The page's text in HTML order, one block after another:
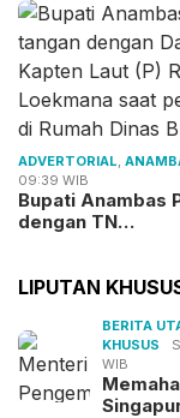
ADVERTORIAL,
09:39 WIB
Bupati Anambas
dengan TN…
LIPUTAN
BERITA
KHUSUS
WIB